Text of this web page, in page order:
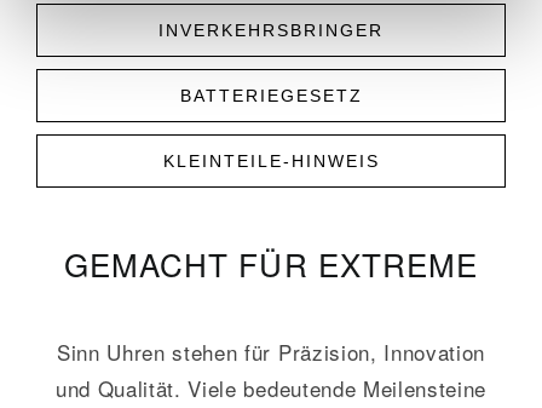
INVERKEHRSBRINGER
BATTERIEGESETZ
KLEINTEILE-HINWEIS
GEMACHT FÜR EXTREME
Sinn Uhren stehen für Präzision, Innovation
und Qualität. Viele bedeutende Meilensteine